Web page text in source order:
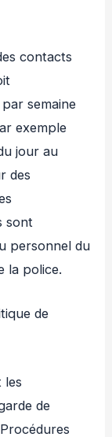
contacts
semaine
exemple
jour au
des
sont
personnel du
la police.
de
les
de